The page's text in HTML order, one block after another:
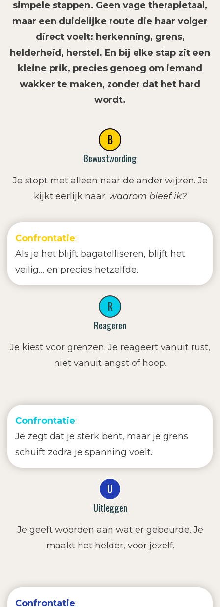
simpele stappen. Geen vage therapietaal,
maar een duidelijke route die haar volger
direct voelt: herkenning, grens,
helderheid, herstel. En bij elke stap zit een
kleine prik, precies genoeg om iemand
wakker te maken, zonder dat het hard
wordt.
B
Bewustwording
Je stopt met alleen naar de ander wijzen. Je
kijkt eerlijk naar: waarom bleef ik?
Confrontatie:
Als je het blijft bagatelliseren, blijft het
veilig… en precies hetzelfde.
R
Reageren
Je kiest voor grenzen. Je reageert vanuit rust,
niet vanuit angst of hoop.
Confrontatie:
Je zegt dat je sterk bent, maar je grens
schuift zodra je spanning voelt.
U
Uitleggen
Je geeft woorden aan wat er gebeurde. Je
maakt het helder, voor jezelf.
Confrontatie: